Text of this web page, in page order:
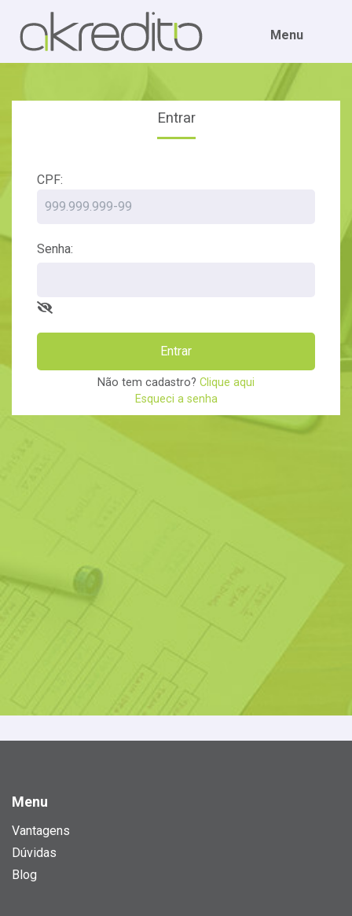
Menu
Entrar
CPF:
Senha:
Entrar
Não tem cadastro? Clique aqui
Esqueci a senha
Menu
Vantagens
Dúvidas
Blog